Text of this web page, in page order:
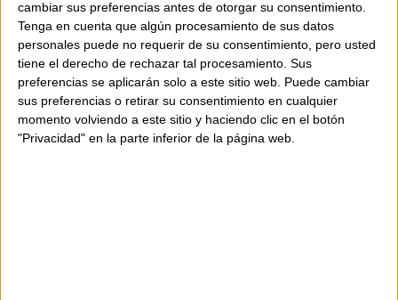
cambiar sus preferencias antes de otorgar su consentimiento.
Tenga en cuenta que algún procesamiento de sus datos
personales puede no requerir de su consentimiento, pero usted
tiene el derecho de rechazar tal procesamiento. Sus
preferencias se aplicarán solo a este sitio web. Puede cambiar
sus preferencias o retirar su consentimiento en cualquier
momento volviendo a este sitio y haciendo clic en el botón
"Privacidad" en la parte inferior de la página web.